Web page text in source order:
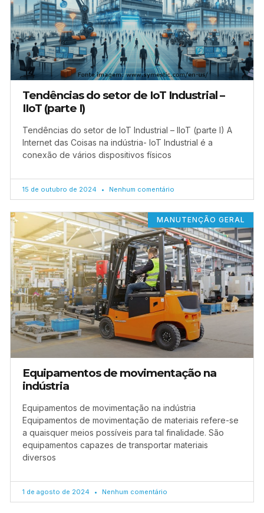
Tendências do setor de IoT Industrial –
IIoT (parte I)
Tendências do setor de IoT Industrial – IIoT (parte I) A
Internet das Coisas na indústria- IoT Industrial é a
conexão de vários dispositivos físicos
15 de outubro de 2024 Nenhum comentário
MANUTENÇÃO GERAL
Equipamentos de movimentação na
indústria
Equipamentos de movimentação na indústria
Equipamentos de movimentação de materiais refere-se
a quaisquer meios possíveis para tal finalidade. São
equipamentos capazes de transportar materiais
diversos
1 de agosto de 2024 Nenhum comentário